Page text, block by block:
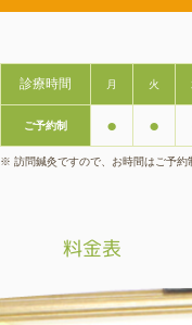
診療時間 月 火
ご予約制 ● ●
※ 訪問鍼灸ですので、お時間はご予約
料金表